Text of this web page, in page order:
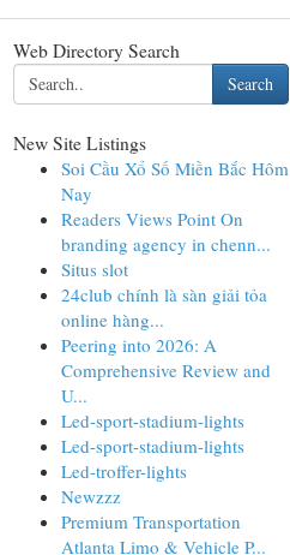
Web Directory Search
Search
New Site Listings
Soi Cầu Xổ Số Miền Bắc Hôm
Nay
Readers Views Point On
branding agency in chenn...
Situs slot
24club chính là sàn giải tỏa
online hàng...
Peering into 2026: A
Comprehensive Review and
U...
Led-sport-stadium-lights
Led-sport-stadium-lights
Led-troffer-lights
Newzzz
Premium Transportation
Atlanta Limo & Vehicle P...